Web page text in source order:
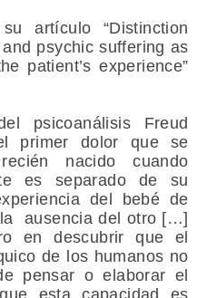
artículo “Distinction
psychic suffering as
patient’s experience”
psicoanálisis Freud
primer dolor que se
nacido cuando
es separado de su
del bebé de
ausencia del otro […]
en descubrir que el
de los humanos no
pensar o elaborar el
esta capacidad es